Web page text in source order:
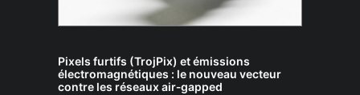
Pixels furtifs (TrojPix) et émissions
électromagnétiques : le nouveau vecteur
contre les réseaux air‑gapped